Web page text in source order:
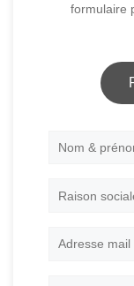
formulaire